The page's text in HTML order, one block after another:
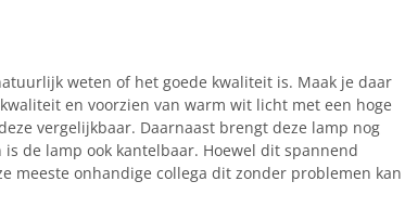
weten of het goede kwaliteit is. Maak je daar
en voorzien van warm wit licht met een hoge
vergelijkbaar. Daarnaast brengt deze lamp nog
de lamp ook kantelbaar. Hoewel dit spannend
meeste onhandige collega dit zonder problemen kan